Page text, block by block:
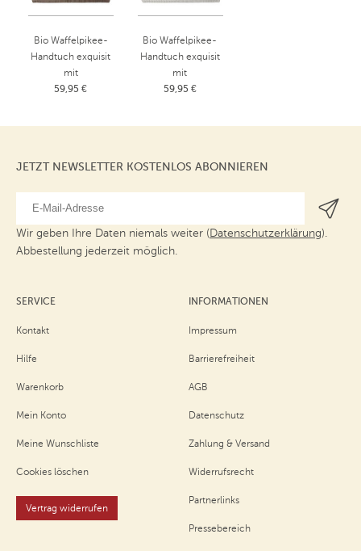
Bio Waffelpikee-
Handtuch exquisit
mit
Schmuckbordüre
59,95 €
Bio Waffelpikee-
Handtuch exquisit
mit
Schmuckbordüre
59,95 €
JETZT NEWSLETTER KOSTENLOS ABONNIEREN
Wir geben Ihre Daten niemals weiter (Datenschutzerklärung).
Abbestellung jederzeit möglich.
SERVICE
Kontakt
Hilfe
Warenkorb
Mein Konto
Meine Wunschliste
Cookies löschen
Vertrag widerrufen
INFORMATIONEN
Impressum
Barrierefreiheit
AGB
Datenschutz
Zahlung & Versand
Widerrufsrecht
Partnerlinks
Pressebereich